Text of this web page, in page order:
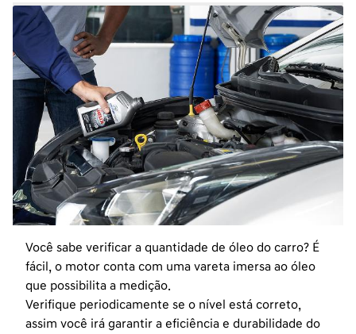
Você sabe verificar a quantidade de óleo do carro? É
fácil, o motor conta com uma vareta imersa ao óleo
que possibilita a medição.
Verifique periodicamente se o nível está correto,
assim você irá garantir a eficiência e durabilidade do